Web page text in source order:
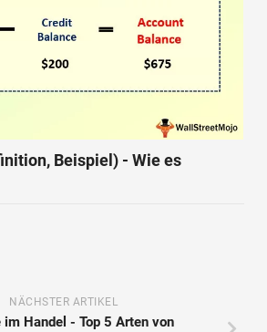
Beispiel) - Wie es
NÄCHSTER ARTIKEL
im Handel - Top 5 Arten von